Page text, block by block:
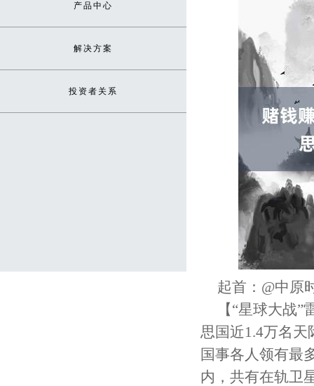
产品中心
解决方案
投资者关系
起首：@中原
【“星球大战
思国近1.4万名天
国事各人领有最
内，共有在轨卫